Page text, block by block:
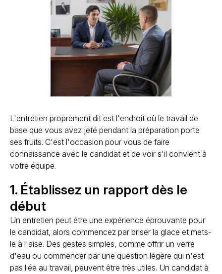
L'entretien proprement dit est l'endroit où le travail de
base que vous avez jeté pendant la préparation porte
ses fruits. C'est l'occasion pour vous de faire
connaissance avec le candidat et de voir s'il convient à
votre équipe.
1. Établissez un rapport dès le
début
Un entretien peut être une expérience éprouvante pour
le candidat, alors commencez par briser la glace et mets-
le à l'aise. Des gestes simples, comme offrir un verre
d'eau ou commencer par une question légère qui n'est
pas liée au travail, peuvent être très utiles. Un candidat à